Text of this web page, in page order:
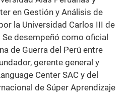
en Gestión y Análisis de
la Universidad Carlos III de
Se desempeñó como oficial
de Guerra del Perú entre
gerente general y
Center SAC y del
de Súper Aprendizaje